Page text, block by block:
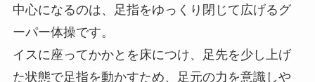
中心になるのは、足指をゆっくり閉じて広げるグ
ーパー体操です。
イスに座ってかかとを床につけ、足先を少し上げ
た状態で足指を動かすため、足元の力を意識しや